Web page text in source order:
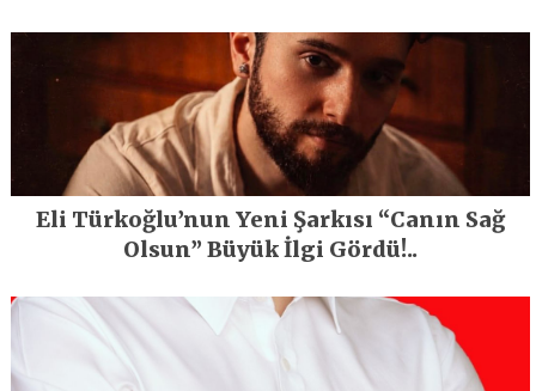
Eli Türkoğlu’nun Yeni Şarkısı “Canın Sağ
Olsun” Büyük İlgi Gördü!..